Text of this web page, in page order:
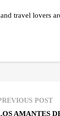
travel lovers
POST
AMANTES